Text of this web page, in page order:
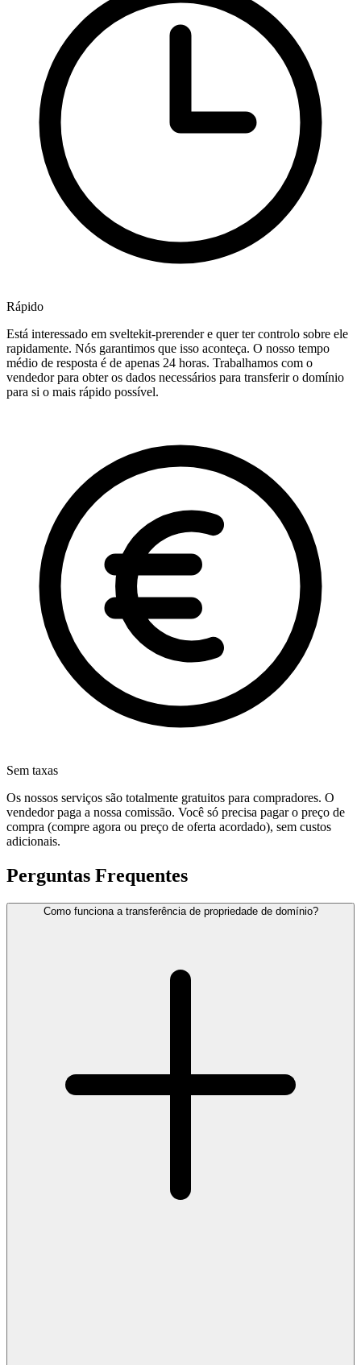
Rápido
Está interessado em sveltekit-prerender e quer ter controlo sobre ele
rapidamente. Nós garantimos que isso aconteça. O nosso tempo
médio de resposta é de apenas 24 horas. Trabalhamos com o
vendedor para obter os dados necessários para transferir o domínio
para si o mais rápido possível.
Sem taxas
Os nossos serviços são totalmente gratuitos para compradores. O
vendedor paga a nossa comissão. Você só precisa pagar o preço de
compra (compre agora ou preço de oferta acordado), sem custos
adicionais.
Perguntas Frequentes
Como funciona a transferência de propriedade de domínio?